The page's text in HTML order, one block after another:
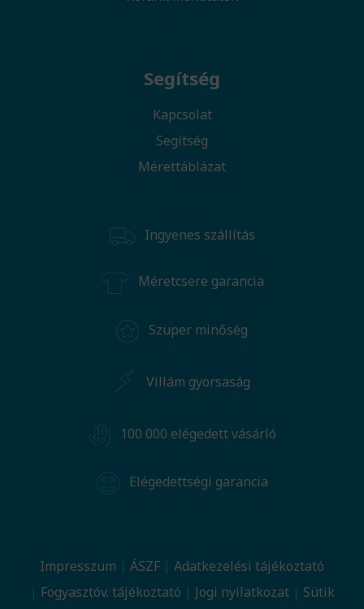
Segítség
Kapcsolat
Segítség
Mérettáblázat
Ingyenes szállítás
Méretcsere garancia
Szuper minőség
Villám gyorsaság
100 000 elégedett vásárló
Elégedettségi garancia
Impresszum ÁSZF
Adatkezelési tájékoztató
Fogyasztóv. tájékoztató
Jogi nyilatkozat Sütik